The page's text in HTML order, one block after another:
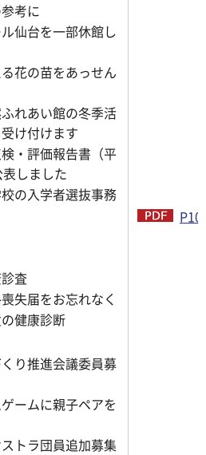
考に
仙台を一部休館し
花の苗をあっせん
れあい館の冬季活
け付けます
・評価報告書（平
しました
の入学者選抜事務
査
失届をお忘れなく
健康診断
り推進会議委員募
ームに親子ペアを
トラ団員追加募集